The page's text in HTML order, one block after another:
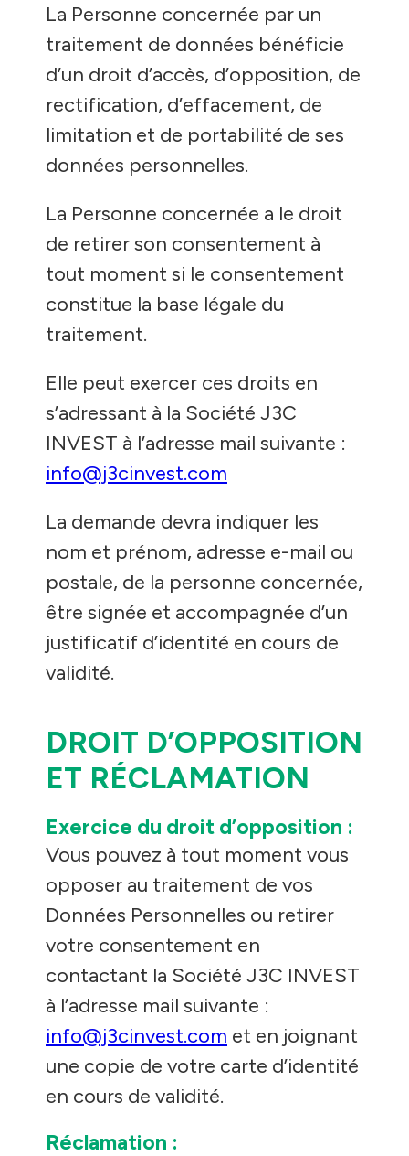
La Personne concernée par un
traitement de données bénéficie
d’un droit d’accès, d’opposition, de
rectification, d’effacement, de
limitation et de portabilité de ses
données personnelles.
La Personne concernée a le droit
de retirer son consentement à
tout moment si le consentement
constitue la base légale du
traitement.
Elle peut exercer ces droits en
s’adressant à la Société J3C
INVEST à l’adresse mail suivante :
info@j3cinvest.com
La demande devra indiquer les
nom et prénom, adresse e-mail ou
postale, de la personne concernée,
être signée et accompagnée d’un
justificatif d’identité en cours de
validité.
DROIT D’OPPOSITION
ET RÉCLAMATION
Exercice du droit d’opposition :
Vous pouvez à tout moment vous
opposer au traitement de vos
Données Personnelles ou retirer
votre consentement en
contactant la Société J3C INVEST
à l’adresse mail suivante :
info@j3cinvest.com et en joignant
une copie de votre carte d’identité
en cours de validité.
Réclamation :